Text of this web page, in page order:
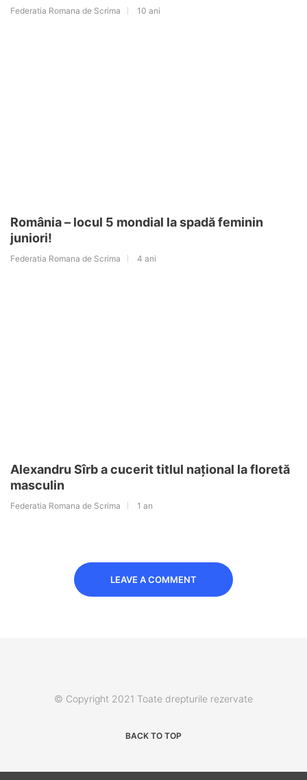
Federatia Romana de Scrima 10 ani
România – locul 5 mondial la spadă feminin
juniori!
Federatia Romana de Scrima 4 ani
Alexandru Sîrb a cucerit titlul național la floretă
masculin
Federatia Romana de Scrima 1 an
LEAVE A COMMENT
© Copyright 2021 Toate drepturile rezervate
BACK TO TOP